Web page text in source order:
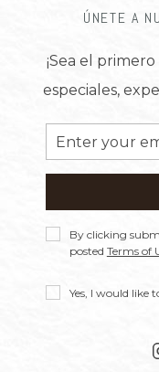
ÚNETE A
¡Sea el
especiales,
Email
Address
Privacy
Policy
By clicking
posted Terms of
Receive
Offers
Yes, I would like